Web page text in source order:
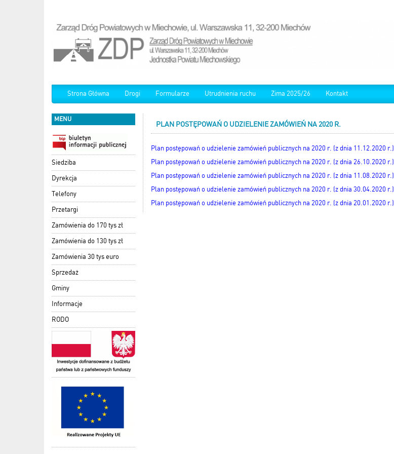
Strona Główna Drogi Formularze Utrudnienia ruchu Zima 2025/26 Kontakt
MENU
Siedziba
Dyrekcja
Telefony
Przetargi
Zamówienia do 170 tys zł
Zamówienia do 130 tys zł
Zamówienia 30 tys euro
Sprzedaż
Gminy
Informacje
RODO
PLAN POSTĘPOWAŃ O UDZIELENIE ZAMÓWIEŃ NA 2020 R.
Plan postępowań o udzielenie zamówień publicznych na 2020 r. (z dnia 11.12.2020 r.)
Plan postępowań o udzielenie zamówień publicznych na 2020 r. (z dnia 26.10.2020 r.)
Plan postępowań o udzielenie zamówień publicznych na 2020 r. (z dnia 11.08.2020 r.)
Plan postępowań o udzielenie zamówień publicznych na 2020 r. (z dnia 30.04.2020 r.)
Plan postępowań o udzielenie zamówień publicznych na 2020 r. (z dnia 20.01.2020 r.)